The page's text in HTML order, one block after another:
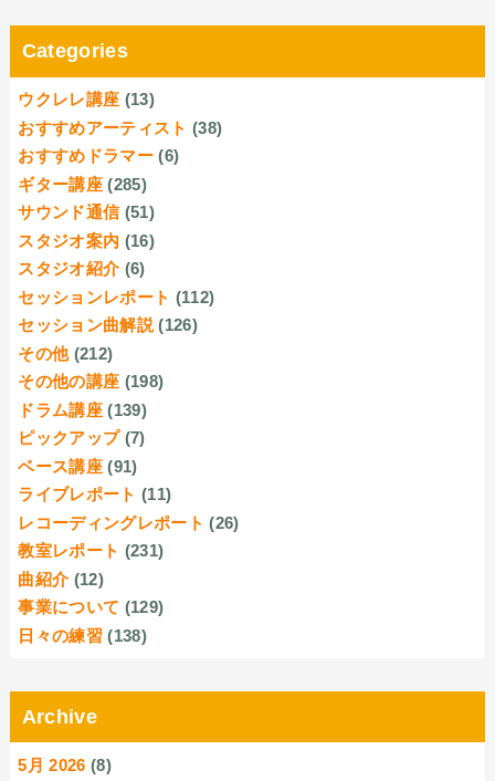
Categories
ウクレレ講座 (13)
おすすめアーティスト (38)
おすすめドラマー (6)
ギター講座 (285)
サウンド通信 (51)
スタジオ案内 (16)
スタジオ紹介 (6)
セッションレポート (112)
セッション曲解説 (126)
その他 (212)
その他の講座 (198)
ドラム講座 (139)
ピックアップ (7)
ベース講座 (91)
ライブレポート (11)
レコーディングレポート (26)
教室レポート (231)
曲紹介 (12)
事業について (129)
日々の練習 (138)
Archive
5月 2026 (8)